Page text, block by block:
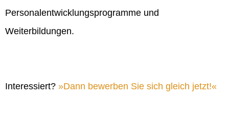
Personalentwicklungsprogramme und
Weiterbildungen.
Interessiert? Dann bewerben Sie sich gleich jetzt!